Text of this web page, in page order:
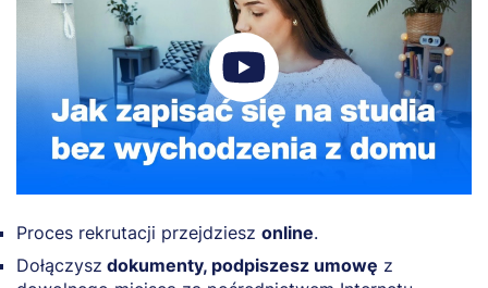
Proces rekrutacji przejdziesz online.
Dołączysz dokumenty, podpiszesz umowę z